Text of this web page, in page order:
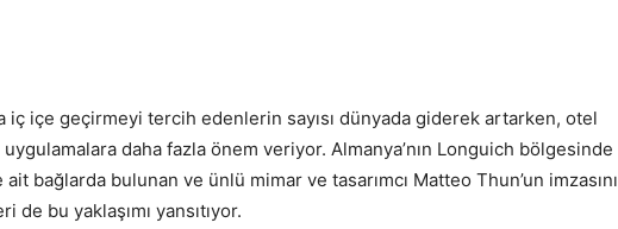
iç içe geçirmeyi tercih edenlerin sayısı dünyada giderek artarken, otel
daha fazla önem veriyor. Almanya’nın Longuich bölgesinde
bağlarda bulunan ve ünlü mimar ve tasarımcı Matteo Thun’un imzasını
de bu yaklaşımı yansıtıyor.